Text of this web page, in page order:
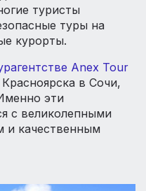
туристы
туры на
курорты.
Anex Tour
в Сочи,
эти
с великолепными
и качественным